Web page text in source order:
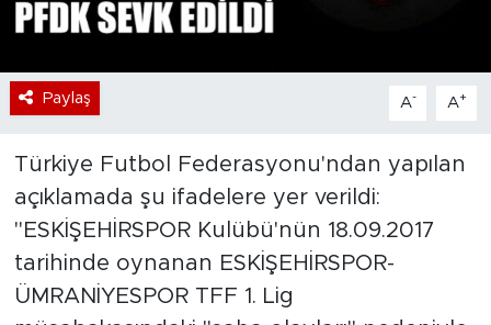
Paylaş A- A+
Türkiye Futbol Federasyonu'ndan yapılan
açıklamada şu ifadelere yer verildi:
"ESKİŞEHİRSPOR Kulübü'nün 18.09.2017
tarihinde oynanan ESKİŞEHİRSPOR-
ÜMRANİYESPOR TFF 1. Lig